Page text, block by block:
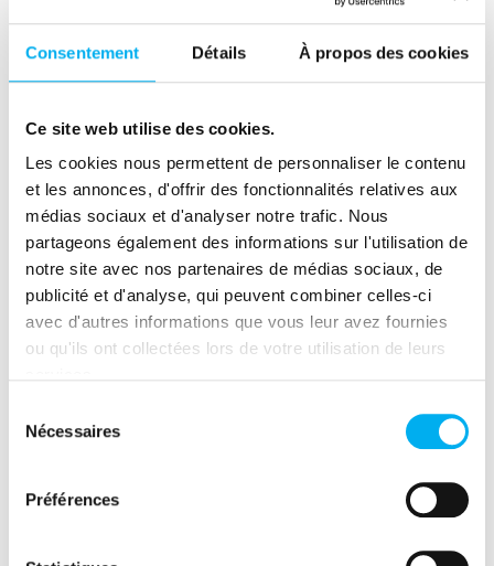
Consentement Détails À propos des cookies
Ce site web utilise des cookies.
Les cookies nous permettent de personnaliser le contenu
et les annonces, d'offrir des fonctionnalités relatives aux
médias sociaux et d'analyser notre trafic. Nous
partageons également des informations sur l'utilisation de
notre site avec nos partenaires de médias sociaux, de
publicité et d'analyse, qui peuvent combiner celles-ci
avec d'autres informations que vous leur avez fournies
ou qu'ils ont collectées lors de votre utilisation de leurs
Nécessaires
Préférences
Proof of Concept (POC): test en
conditions réelles sur un périmètre
restreint
Fiabilisation des données: nettoyage,
enrichissement des données internes et
croisement avec les bases Ellisphere
(notamment solvabilité)
Recette métier: validation de
l’ergonomie et de l’utilité par les équipes
commerciales
continue
: ajustements réguliers basés